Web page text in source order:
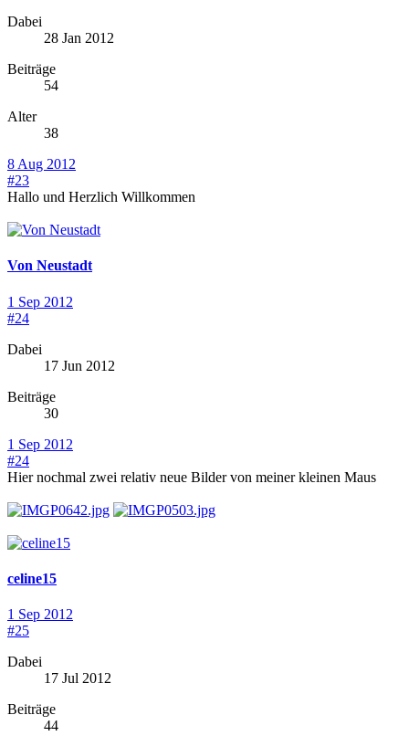
Dabei
28 Jan 2012
Beiträge
54
Alter
38
8 Aug 2012
#23
Hallo und Herzlich Willkommen
Von Neustadt
1 Sep 2012
#24
Dabei
17 Jun 2012
Beiträge
30
1 Sep 2012
#24
Hier nochmal zwei relativ neue Bilder von meiner kleinen Maus
celine15
1 Sep 2012
#25
Dabei
17 Jul 2012
Beiträge
44